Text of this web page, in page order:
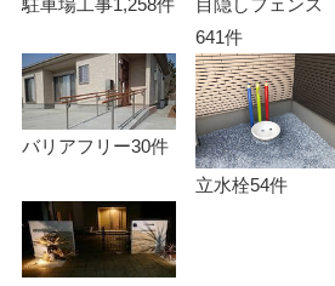
641件
バリアフリー30件
立水栓54件